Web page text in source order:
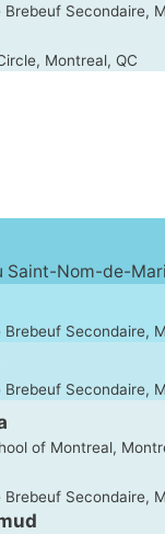
Secondaire,
Montreal, QC
Saint-Nom-de-
Secondaire,
Secondaire,
of Montreal,
Secondaire,